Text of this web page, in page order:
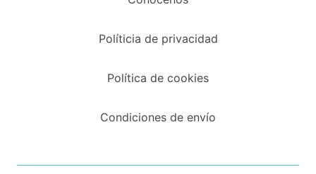
Políticia de privacidad
Política de cookies
Condiciones de envío